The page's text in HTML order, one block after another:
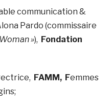
communication &
Pardo (commissaire
»), Fondation
FAMM, Femmes